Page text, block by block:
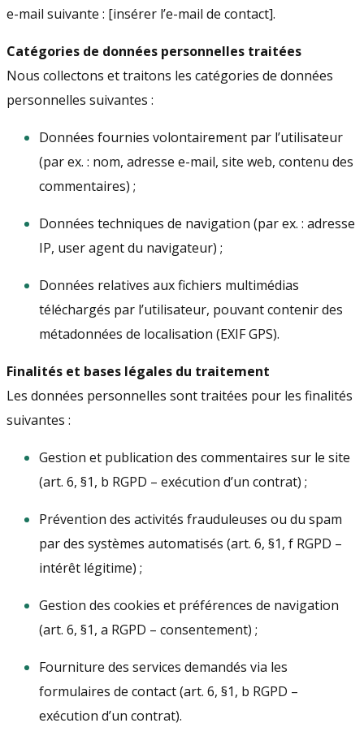
e-mail suivante : [insérer l’e-mail de contact].
Catégories de données personnelles traitées
Nous collectons et traitons les catégories de données
personnelles suivantes :
Données fournies volontairement par l’utilisateur
(par ex. : nom, adresse e-mail, site web, contenu des
commentaires) ;
Données techniques de navigation (par ex. : adresse
IP, user agent du navigateur) ;
Données relatives aux fichiers multimédias
téléchargés par l’utilisateur, pouvant contenir des
métadonnées de localisation (EXIF GPS).
Finalités et bases légales du traitement
Les données personnelles sont traitées pour les finalités
suivantes :
Gestion et publication des commentaires sur le site
(art. 6, §1, b RGPD – exécution d’un contrat) ;
Prévention des activités frauduleuses ou du spam
par des systèmes automatisés (art. 6, §1, f RGPD –
intérêt légitime) ;
Gestion des cookies et préférences de navigation
(art. 6, §1, a RGPD – consentement) ;
Fourniture des services demandés via les
formulaires de contact (art. 6, §1, b RGPD –
exécution d’un contrat).